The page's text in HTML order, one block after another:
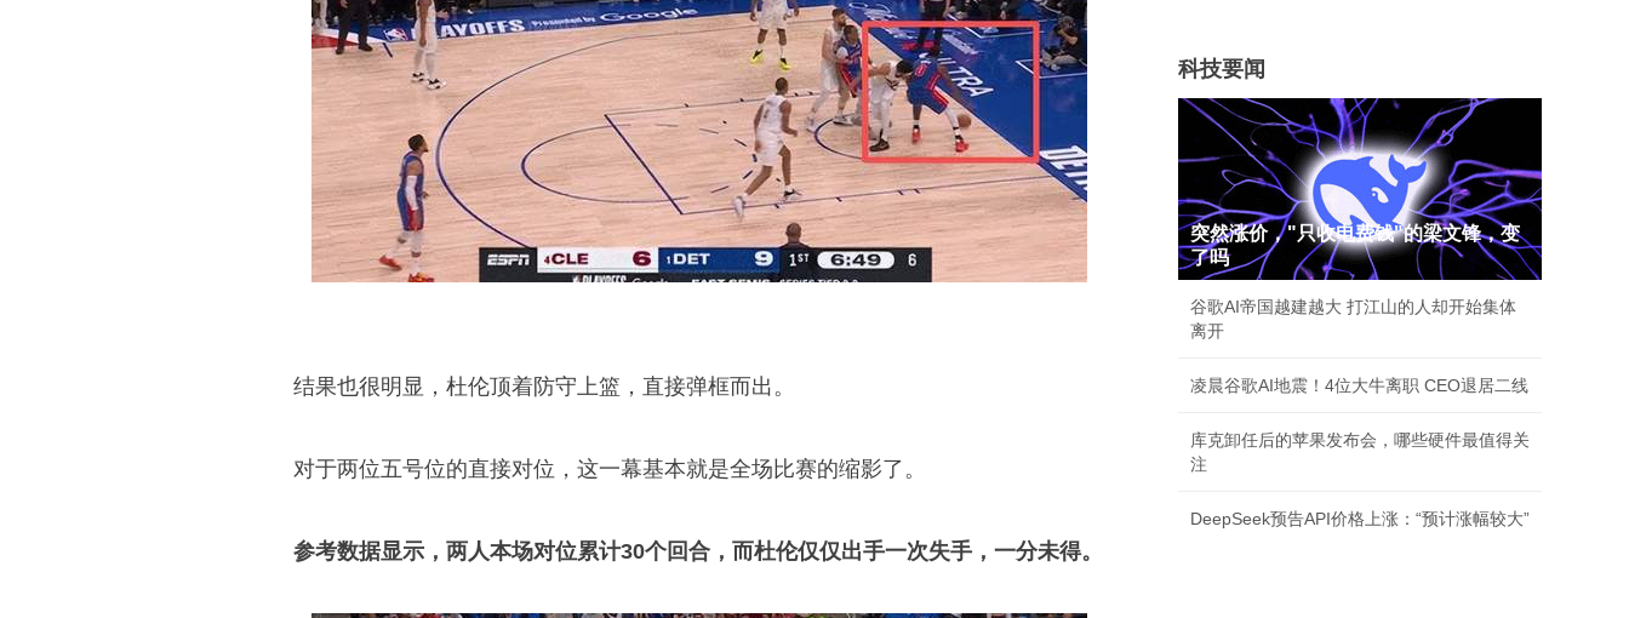
结果也很明显，杜伦顶着防守上篮，直接弹框而出。
对于两位五号位的直接对位，这一幕基本就是全场比赛的缩影了。
参考数据显示，两人本场对位累计30个回合，而杜伦仅仅出手一次失手，一分未得。
科技要闻
突然涨价，"只收电费钱"的梁文锋，变
了吗
谷歌AI帝国越建越大 打江山的人却开始集体
离开
凌晨谷歌AI地震！4位大牛离职 CEO退居二线
库克卸任后的苹果发布会，哪些硬件最值得关
注
DeepSeek预告API价格上涨：“预计涨幅较大”